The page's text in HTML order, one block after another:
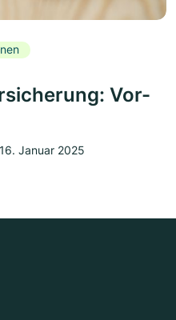
Vor-
16. Januar 2025